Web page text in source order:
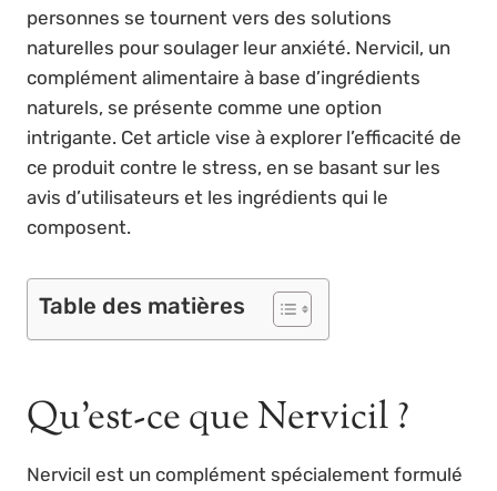
personnes se tournent vers des solutions
naturelles pour soulager leur anxiété. Nervicil, un
complément alimentaire à base d’ingrédients
naturels, se présente comme une option
intrigante. Cet article vise à explorer l’efficacité de
ce produit contre le stress, en se basant sur les
avis d’utilisateurs et les ingrédients qui le
composent.
Table des matières
Qu’est-ce que Nervicil ?
Nervicil est un complément spécialement formulé